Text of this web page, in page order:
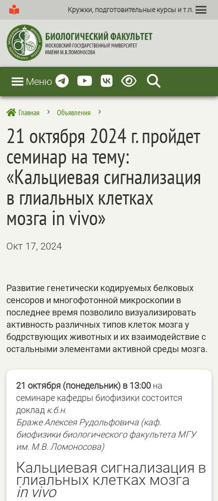
Кружки, подготовительные курсы и т.п.
Меню
 Главная 5 Объявления 5
21 октября 2024 г. пройдет
семинар на тему:
«Кальциевая сигнализация
в глиальных клетках
мозга in vivo»
Окт 17, 2024
Развитие генетически кодируемых белковых
сенсоров и многофотонной микроскопии в
последнее время позволило визуализировать
активность различных типов клеток мозга у
бодрствующих животных и их взаимодействие с
остальными элементами активной среды мозга.
21 октября (понедельник) в 13:00 на
семинаре кафедры биофизики состоится
доклад к.б.н.
Браже Алексея Рудольфовича (каф.
биофизики биологического факультета МГУ
им. М.В. Ломоносова)
Кальциевая сигнализация в
глиальных клетках мозга
in vivo